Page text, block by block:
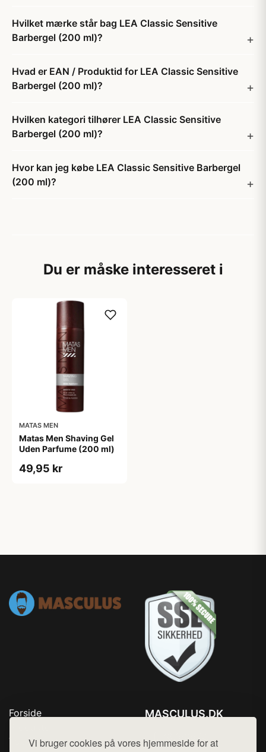
Vi bruger cookies på vores hjemmeside for at
Hvilket mærke står bag LEA Classic Sensitive
Barbergel (200 ml)?
Hvad er EAN / Produktid for LEA Classic Sensitive
Barbergel (200 ml)?
Hvilken kategori tilhører LEA Classic Sensitive
Barbergel (200 ml)?
Hvor kan jeg købe LEA Classic Sensitive Barbergel
(200 ml)?
Du er måske interesseret i
MATAS MEN
Matas Men Shaving Gel
Uden Parfume (200 ml)
49,95 kr
Forside
Top Rabatter
MASCULUS.DK